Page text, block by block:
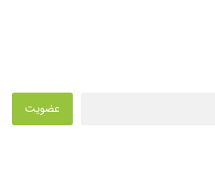
عضویت